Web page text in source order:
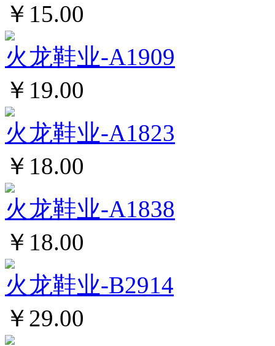
￥15.00
火龙鞋业-A1909
￥19.00
火龙鞋业-A1823
￥18.00
火龙鞋业-A1838
￥18.00
火龙鞋业-B2914
￥29.00